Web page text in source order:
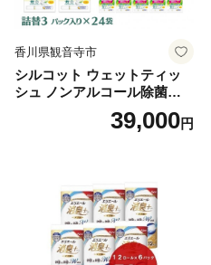
香川県観音寺市
シルコット ウェットティッ
シュ ノンアルコール除菌詰
替（43枚×3P）×24袋 日用品
おもちゃ 拭き取り 手拭き 外
39,000円